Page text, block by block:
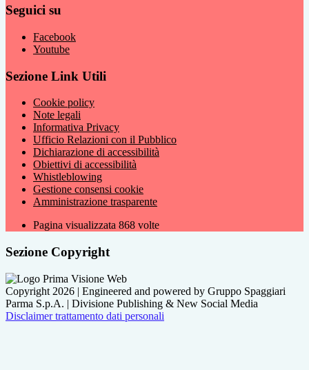
Seguici su
Facebook
Youtube
Sezione Link Utili
Cookie policy
Note legali
Informativa Privacy
Ufficio Relazioni con il Pubblico
Dichiarazione di accessibilità
Obiettivi di accessibilità
Whistleblowing
Gestione consensi cookie
Amministrazione trasparente
Pagina visualizzata 868 volte
Sezione Copyright
Copyright 2026 | Engineered and powered by Gruppo Spaggiari
Parma S.p.A. | Divisione Publishing & New Social Media
Disclaimer trattamento dati personali